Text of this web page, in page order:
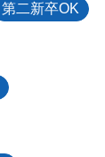
第二新卒OK